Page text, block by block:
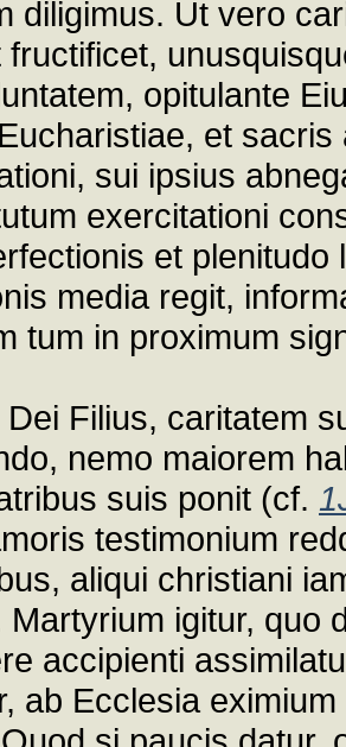
diligimus. Ut vero
opitulante
et
sui ipsius
exercitationi
et
media regit,
tum in proximum
Filius, caritatem
nemo maiorem
suis ponit (cf.
testimonium
aliqui christiani
Martyrium igitur, quo
accipienti
ab Ecclesia